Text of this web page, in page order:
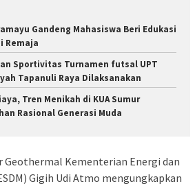
Gandeng Mahasiswa Beri Edukasi
Remaja
Sportivitas Turnamen futsal UPT
Tapanuli Raya Dilaksanakan
Tren Menikah di KUA Sumur
Rasional Generasi Muda
Kementerian Energi dan
Gigih Udi Atmo mengungkapkan